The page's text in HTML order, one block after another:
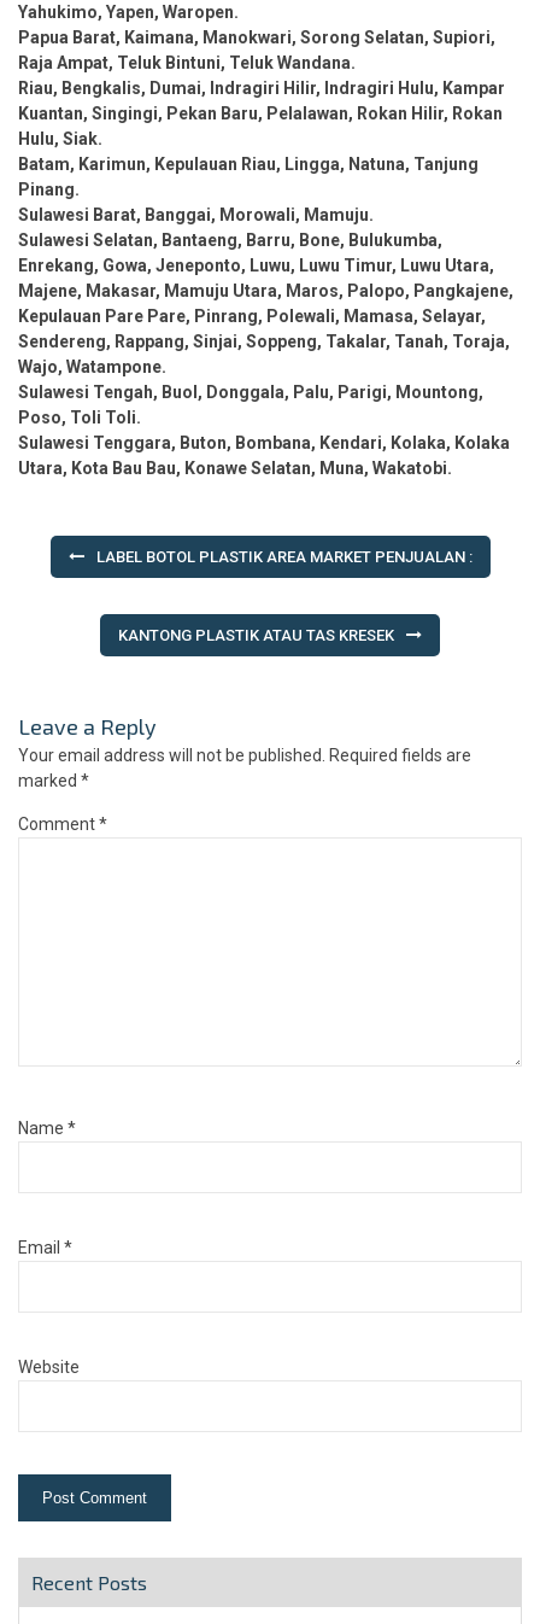
Yahukimo, Yapen, Waropen.
Papua Barat, Kaimana, Manokwari, Sorong Selatan, Supiori,
Raja Ampat, Teluk Bintuni, Teluk Wandana.
Riau, Bengkalis, Dumai, Indragiri Hilir, Indragiri Hulu, Kampar
Kuantan, Singingi, Pekan Baru, Pelalawan, Rokan Hilir, Rokan
Hulu, Siak.
Batam, Karimun, Kepulauan Riau, Lingga, Natuna, Tanjung
Pinang.
Sulawesi Barat, Banggai, Morowali, Mamuju.
Sulawesi Selatan, Bantaeng, Barru, Bone, Bulukumba,
Enrekang, Gowa, Jeneponto, Luwu, Luwu Timur, Luwu Utara,
Majene, Makasar, Mamuju Utara, Maros, Palopo, Pangkajene,
Kepulauan Pare Pare, Pinrang, Polewali, Mamasa, Selayar,
Sendereng, Rappang, Sinjai, Soppeng, Takalar, Tanah, Toraja,
Wajo, Watampone.
Sulawesi Tengah, Buol, Donggala, Palu, Parigi, Mountong,
Poso, Toli Toli.
Sulawesi Tenggara, Buton, Bombana, Kendari, Kolaka, Kolaka
Utara, Kota Bau Bau, Konawe Selatan, Muna, Wakatobi.
Post
navigation
LABEL BOTOL PLASTIK AREA MARKET PENJUALAN :
KANTONG PLASTIK ATAU TAS KRESEK
Leave a Reply
Your email address will not be published.
Required fields are
marked *
Comment*
Name *
Email *
Website
Recent Posts